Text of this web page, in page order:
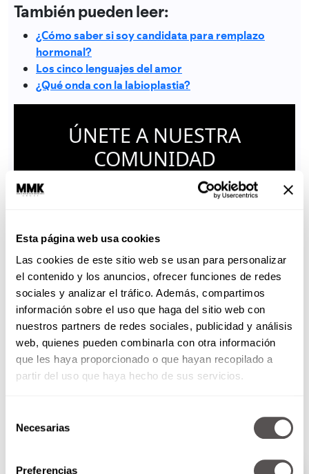
Esta página web usa cookies
Las cookies de este sitio web se usan para personalizar
el contenido y los anuncios, ofrecer funciones de redes
sociales y analizar el tráfico. Además, compartimos
información sobre el uso que haga del sitio web con
nuestros partners de redes sociales, publicidad y análisis
web, quienes pueden combinarla con otra información
que les haya proporcionado o que hayan recopilado a
partir del uso que haya hecho de sus servicios.
Necesarias
Preferencias
También pueden leer:
¿Cómo saber si soy candidata para remplazo
hormonal?
Los cinco lenguajes del amor
¿Qué onda con la labioplastia?
ÚNETE A NUESTRA
COMUNIDAD
ÚNETE A WHATSAPP
MAYO 26, 2026